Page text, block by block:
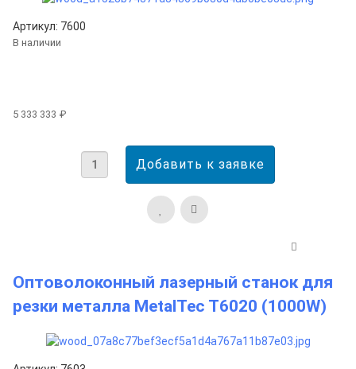
Артикул: 7600
В наличии
5 333 333 ₽
Оптоволоконный лазерный станок для
резки металла MetalTec T6020 (1000W)